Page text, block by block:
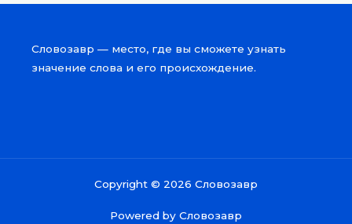
Словозавр — место, где вы сможете узнать
значение слова и его происхождение.
Copyright © 2026 Словозавр
Powered by Словозавр